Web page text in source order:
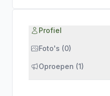
Profiel
Foto's (0)
Oproepen (1)